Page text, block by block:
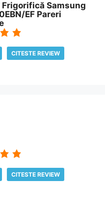
Frigorifică Samsung
EF Pareri
CITESTE REVIEW
CITESTE REVIEW